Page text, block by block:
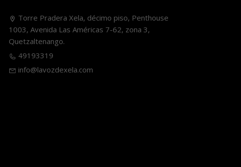
Torre Pradera Xela, décimo piso, Penthouse
1003, Avenida Las Américas 7-62, zona 3,
Quetzaltenango.
49193319
info@lavozdexela.com